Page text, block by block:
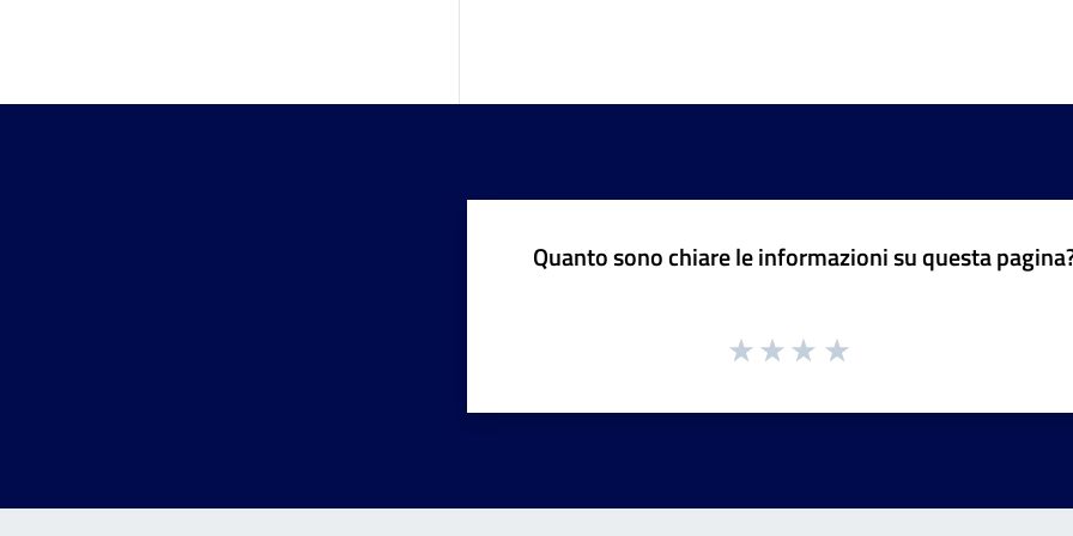
Quanto sono chiare le informazioni su questa